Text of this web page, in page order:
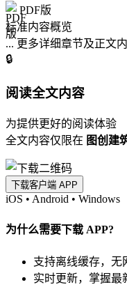
PDF版
标准内容概览
... 更多详细章节及正文
🔒
阅读全文内容
为提供更好的阅读体验
全文内容仅限在 图创建
下载客户端 APP
iOS • Android • Windows
为什么需要下载 APP?
支持离线缓存，无
实时更新，掌握最